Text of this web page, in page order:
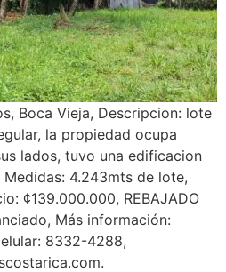
Boca Vieja, Descripcion: lote
la propiedad ocupa
lados, tuvo una edificacion
4.243mts de lote,
¢139.000.000, REBAJADO
Más información:
8332-4288,